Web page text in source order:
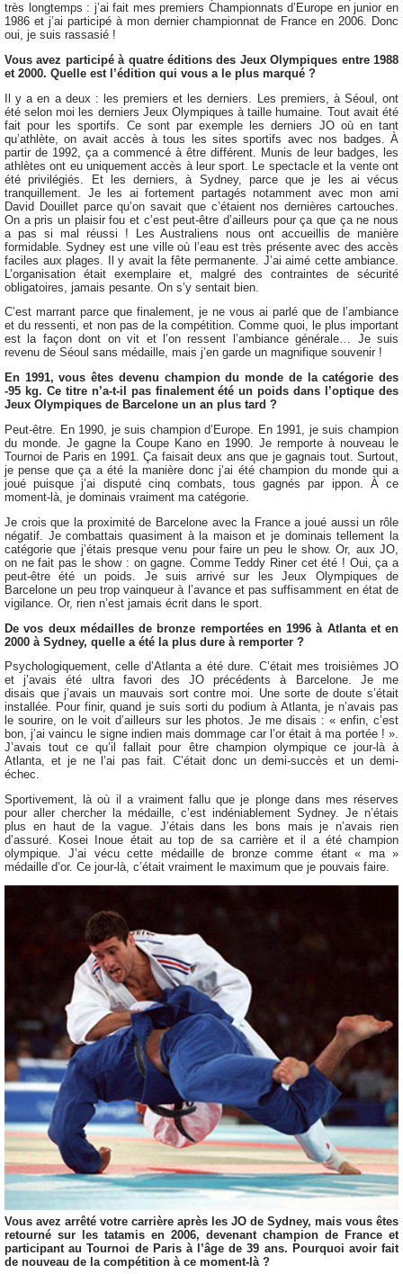
très longtemps : j’ai fait mes premiers Championnats d’Europe en junior en
1986 et j’ai participé à mon dernier championnat de France en 2006. Donc
oui, je suis rassasié !
Vous avez participé à quatre éditions des Jeux Olympiques entre 1988
et 2000. Quelle est l’édition qui vous a le plus marqué ?
Il y a en a deux : les premiers et les derniers. Les premiers, à Séoul, ont
été selon moi les derniers Jeux Olympiques à taille humaine. Tout avait été
fait pour les sportifs. Ce sont par exemple les derniers JO où en tant
qu’athlète, on avait accès à tous les sites sportifs avec nos badges. À
partir de 1992, ça a commencé à être différent. Munis de leur badges, les
athlètes ont eu uniquement accès à leur sport. Le spectacle et la vente ont
été privilégiés. Et les derniers, à Sydney, parce que je les ai vécus
tranquillement. Je les ai fortement partagés notamment avec mon ami
David Douillet parce qu’on savait que c’étaient nos dernières cartouches.
On a pris un plaisir fou et c’est peut-être d’ailleurs pour ça que ça ne nous
a pas si mal réussi ! Les Australiens nous ont accueillis de manière
formidable. Sydney est une ville où l’eau est très présente avec des accès
faciles aux plages. Il y avait la fête permanente. J’ai aimé cette ambiance.
L’organisation était exemplaire et, malgré des contraintes de sécurité
obligatoires, jamais pesante. On s’y sentait bien.
C’est marrant parce que finalement, je ne vous ai parlé que de l’ambiance
et du ressenti, et non pas de la compétition. Comme quoi, le plus important
est la façon dont on vit et l’on ressent l’ambiance générale… Je suis
revenu de Séoul sans médaille, mais j’en garde un magnifique souvenir !
En 1991, vous êtes devenu champion du monde de la catégorie des
-95 kg. Ce titre n’a-t-il pas finalement été un poids dans l’optique des
Jeux Olympiques de Barcelone un an plus tard ?
Peut-être. En 1990, je suis champion d’Europe. En 1991, je suis champion
du monde. Je gagne la Coupe Kano en 1990. Je remporte à nouveau le
Tournoi de Paris en 1991. Ça faisait deux ans que je gagnais tout. Surtout,
je pense que ça a été la manière donc j’ai été champion du monde qui a
joué puisque j’ai disputé cinq combats, tous gagnés par ippon. À ce
moment-là, je dominais vraiment ma catégorie.
Je crois que la proximité de Barcelone avec la France a joué aussi un rôle
négatif. Je combattais quasiment à la maison et je dominais tellement la
catégorie que j’étais presque venu pour faire un peu le show. Or, aux JO,
on ne fait pas le show : on gagne. Comme Teddy Riner cet été ! Oui, ça a
peut-être été un poids. Je suis arrivé sur les Jeux Olympiques de
Barcelone un peu trop vainqueur à l’avance et pas suffisamment en état de
vigilance. Or, rien n’est jamais écrit dans le sport.
De vos deux médailles de bronze remportées en 1996 à Atlanta et en
2000 à Sydney, quelle a été la plus dure à remporter ?
Psychologiquement, celle d’Atlanta a été dure. C’était mes troisièmes JO
et j’avais été ultra favori des JO précédents à Barcelone. Je me
disais que j’avais un mauvais sort contre moi. Une sorte de doute s’était
installée. Pour finir, quand je suis sorti du podium à Atlanta, je n’avais pas
le sourire, on le voit d’ailleurs sur les photos. Je me disais : « enfin, c’est
bon, j’ai vaincu le signe indien mais dommage car l’or était à ma portée ! ».
J’avais tout ce qu’il fallait pour être champion olympique ce jour-là à
Atlanta, et je ne l’ai pas fait. C’était donc un demi-succès et un demi-
échec.
Sportivement, là où il a vraiment fallu que je plonge dans mes réserves
pour aller chercher la médaille, c’est indéniablement Sydney. Je n’étais
plus en haut de la vague. J’étais dans les bons mais je n’avais rien
d’assuré. Kosei Inoue était au top de sa carrière et il a été champion
olympique. J’ai vécu cette médaille de bronze comme étant « ma »
médaille d’or. Ce jour-là, c’était vraiment le maximum que je pouvais faire.
Vous avez arrêté votre carrière après les JO de Sydney, mais vous êtes
retourné sur les tatamis en 2006, devenant champion de France et
participant au Tournoi de Paris à l’âge de 39 ans. Pourquoi avoir fait
de nouveau de la compétition à ce moment-là ?